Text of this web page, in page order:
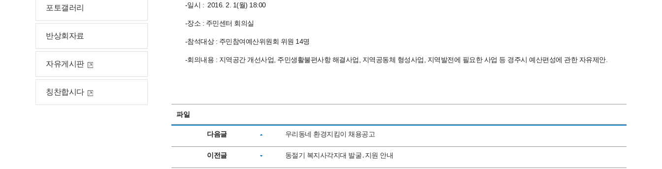
포토갤러리
반상회자료
자유게시판
칭찬합시다
-일시 : 2016. 2. 1(월) 18:00
-장소 : 주민센터 회의실
-참석대상 : 주민참여예산위원회 위원 14명
-회의내용 : 지역공간 개선사업, 주민생활불편사항 해결사업, 지역공동체 형성사업, 지역발전에 필요한 사업 등 경주시 예산편성에 관한 자유제안.
파일
다음글 우리동네 환경지킴이 채용공고
이전글 동절기 복지사각지대 발굴․지원 안내